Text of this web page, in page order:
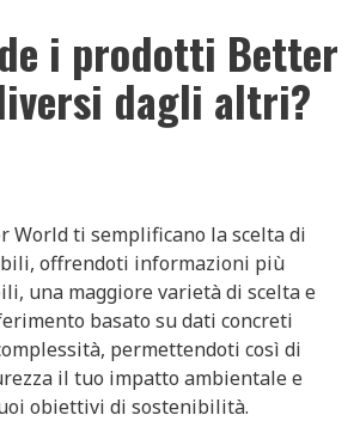
i prodotti Better
dagli altri?
World ti semplificano la scelta di
offrendoti informazioni più
una maggiore varietà di scelta e
basato su dati concreti
permettendoti così di
il tuo impatto ambientale e
obiettivi di sostenibilità.